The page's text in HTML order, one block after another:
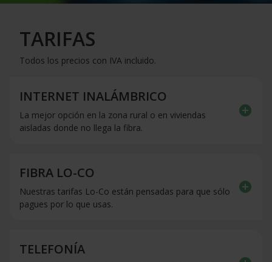
TARIFAS
Todos los precios con IVA incluido.
INTERNET INALÁMBRICO
La mejor opción en la zona rural o en viviendas
aisladas donde no llega la fibra.
add_circle
FIBRA LO-CO
Nuestras tarifas Lo-Co están pensadas para que sólo
pagues por lo que usas.
add_circle
TELEFONÍA